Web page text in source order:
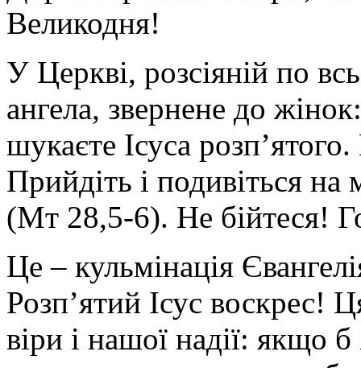
Великодня!
У Церкві, розсіяній по
ангела, звернене до
шукаєте Ісуса
Прийдіть і подивіться
(Мт 28,5-6). Не бійтеся!
Це – кульмінація
Розп’ятий Ісус воскрес!
віри і нашої надії: якщо